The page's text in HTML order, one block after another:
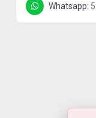
Whatsapp: